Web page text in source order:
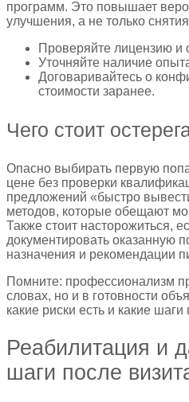
программ. Это повышает
улучшения, а не только
Проверяйте лицензию и
Уточняйте наличие
Договаривайтесь о
стоимости заранее.
Чего стоит
Опасно выбирать первую
цене без проверки
предложений «быстро
методов, которые обещают
Также стоит насторожиться,
документировать оказанную
назначения и рекомендации
Помните: профессионализм
словах, но и в готовности
какие риски есть и какие
Реабилитация и
шаги после